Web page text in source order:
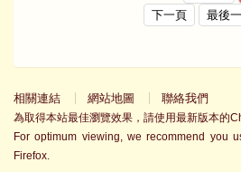
下一頁
最後
相關連結 網站地圖 聯絡我們
為取得本站最佳瀏覽效果，請使用最新版本的
For optimum viewing, we recommend you
Firefox.